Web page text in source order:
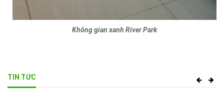
Không gian xanh River Park
TIN TỨC